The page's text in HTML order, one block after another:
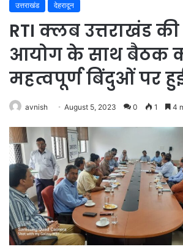
उत्तराखंड देहरादून
RTI क्लब उत्तराखंड
आयोग के साथ बैठक
महत्वपूर्ण बिंदुओं पर हुई
avnish August 5, 2023 0 1 4